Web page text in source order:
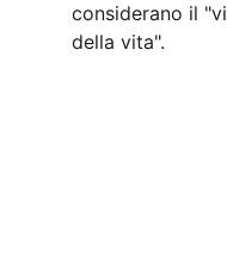
considerano il
della vita".